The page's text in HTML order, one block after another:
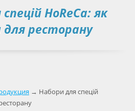
HoReCa: як
ресторану
→ Набори для спецій